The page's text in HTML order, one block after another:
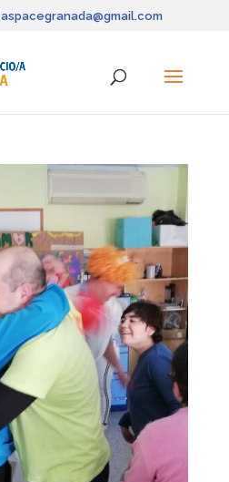
aspacegranada@gmail.com